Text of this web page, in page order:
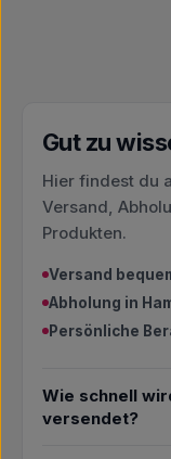
Gut zu
Hier findest du
Versand,
Produkten.
Versand
Abholung in
Persönliche
Wie schnell
versendet?